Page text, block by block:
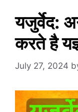
यजुर्वेद:
करते है
July 27, 2024